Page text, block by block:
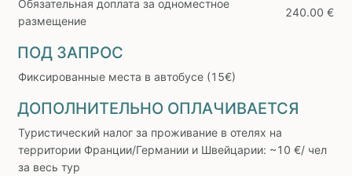
Обязательная доплата за одноместное
размещение
240.00 €
ПОД ЗАПРОС
Фиксированные места в автобусе (15€)
ДОПОЛНИТЕЛЬНО ОПЛАЧИВАЕТСЯ
Туристический налог за проживание в отелях на
территории Франции/Германии и Швейцарии: ~10 €/ чел
за весь тур